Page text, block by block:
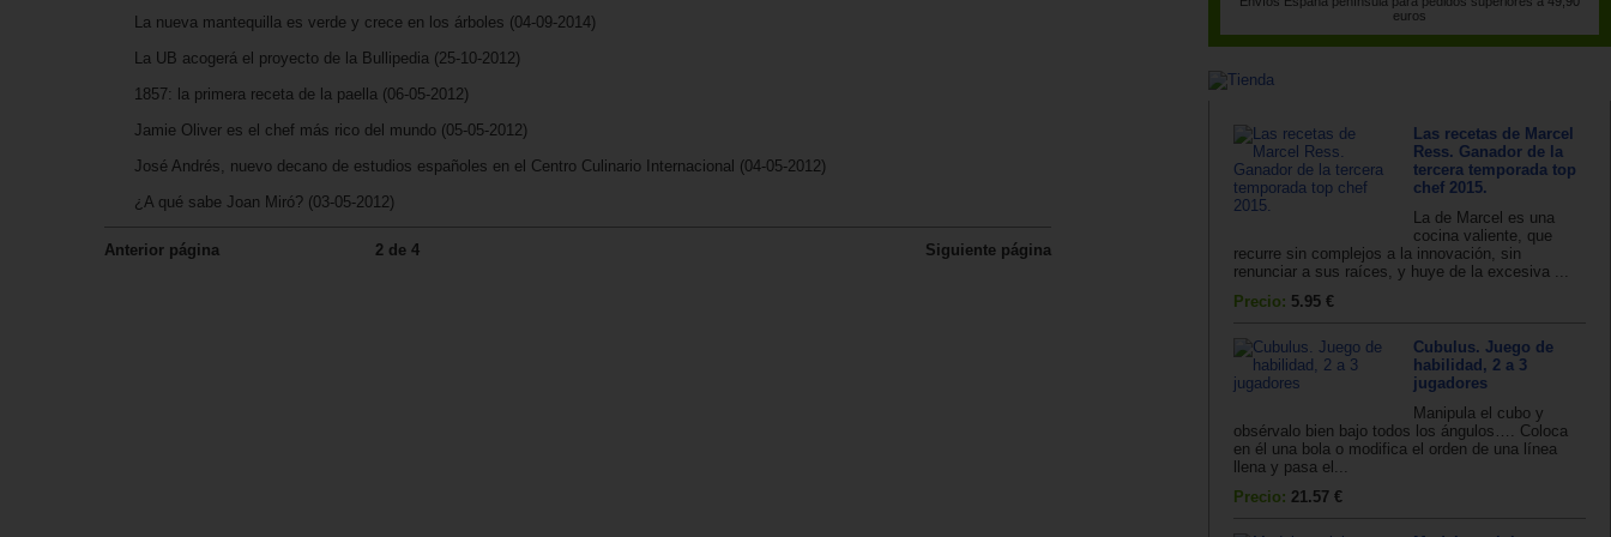
La nueva mantequilla es verde y crece en los árboles (04-09-2014)
La UB acogerá el proyecto de la Bullipedia (25-10-2012)
1857: la primera receta de la paella (06-05-2012)
Jamie Oliver es el chef más rico del mundo (05-05-2012)
José Andrés, nuevo decano de estudios españoles en el Centro Culinario Internacional (04-05-2012)
¿A qué sabe Joan Miró? (03-05-2012)
Anterior página 2 de 4 Siguiente página
euros
Las recetas de Marcel
Ress. Ganador de la
tercera temporada top
chef 2015.
La de Marcel es una
cocina valiente, que
recurre sin complejos a la innovación, sin
renunciar a sus raíces, y huye de la excesiva ...
Precio: 5.95 €
Cubulus. Juego de
habilidad, 2 a 3
jugadores
Manipula el cubo y
obsérvalo bien bajo todos los ángulos…. Coloca
en él una bola o modifica el orden de una línea
llena y pasa el...
Precio: 21.57 €